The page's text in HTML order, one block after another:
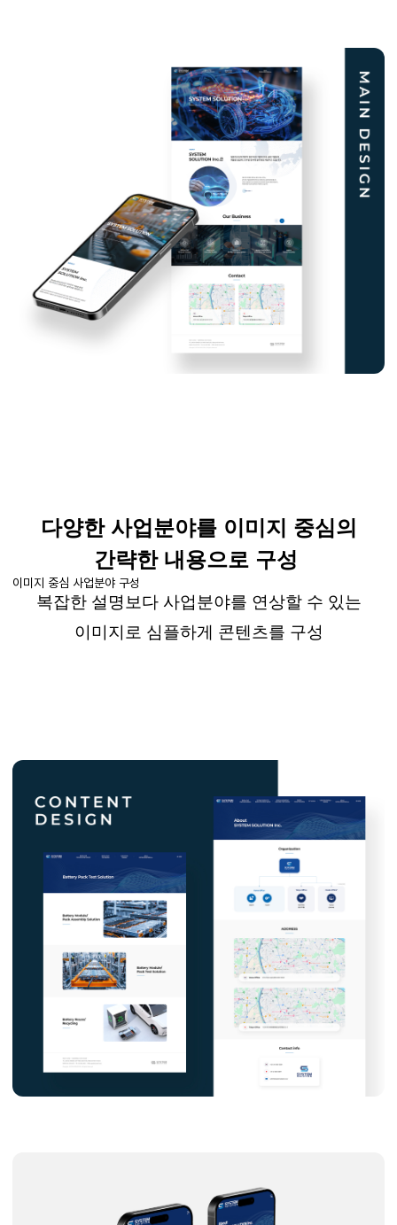
다양한 사업분야를 이미지 중심의
간략한 내용으로 구성
이미지 중심 사업분야 구성
복잡한 설명보다 사업분야를 연상할 수 있는
이미지로 심플하게 콘텐츠를 구성